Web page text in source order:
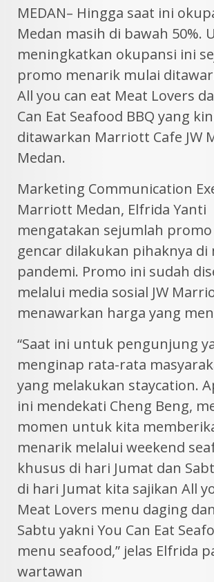
MEDAN– Hingga saat ini
Medan masih di bawah 50%.
meningkatkan okupansi ini
promo menarik mulai
All you can eat Meat Lovers
Can Eat Seafood BBQ yang
ditawarkan Marriott Cafe JW
Medan.
Marketing Communication
Marriott Medan, Elfrida Yanti
mengatakan sejumlah
gencar dilakukan pihaknya di
pandemi. Promo ini sudah
melalui media sosial JW
menawarkan harga yang
“Saat ini untuk pengunjung
menginap rata-rata
yang melakukan staycation.
ini mendekati Cheng Beng,
momen untuk kita
menarik melalui weekend
khusus di hari Jumat dan
di hari Jumat kita sajikan All
Meat Lovers menu daging
Sabtu yakni You Can Eat
menu seafood,” jelas Elfrida
wartawan